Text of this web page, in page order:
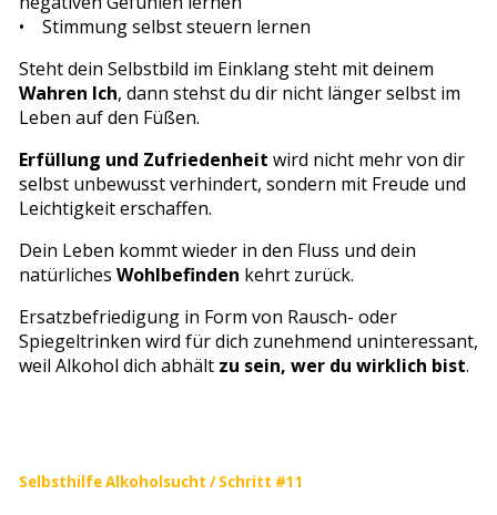
• Stimmung selbst steuern lernen
Steht dein Selbstbild im Einklang steht mit deinem
Wahren Ich, dann stehst du dir nicht länger selbst im
Leben auf den Füßen.
Erfüllung und Zufriedenheit wird nicht mehr von dir
selbst unbewusst verhindert, sondern mit Freude und
Leichtigkeit erschaffen.
Dein Leben kommt wieder in den Fluss und dein
natürliches Wohlbefinden kehrt zurück.
Ersatzbefriedigung in Form von Rausch- oder
Spiegeltrinken wird für dich zunehmend uninteressant,
weil Alkohol dich abhält zu sein, wer du wirklich bist.
Selbsthilfe Alkoholsucht / Schritt #11